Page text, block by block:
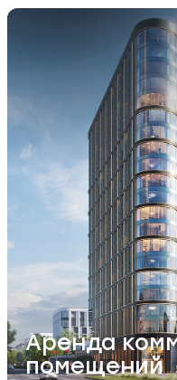
Левел
Аренда
помещений